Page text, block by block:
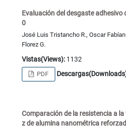
Evaluación del desgaste adhesivo
0
José Luis Tristancho R., Oscar
Florez G.
Vistas(Views):1132
PDF
Comparación de la resistencia a
z de alumina nanométrica